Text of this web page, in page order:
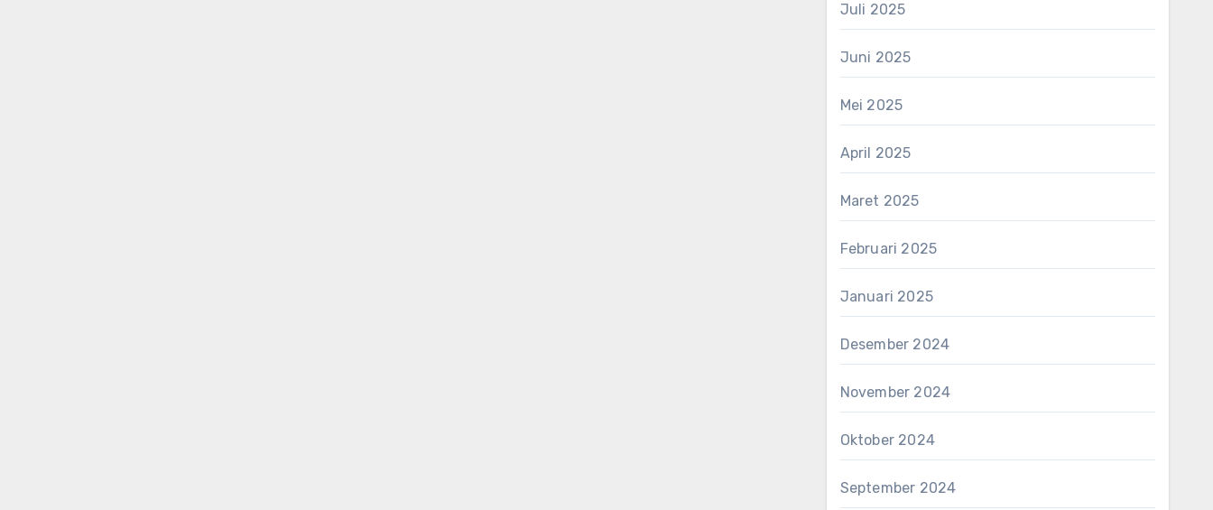
Juli 2025
Juni 2025
Mei 2025
April 2025
Maret 2025
Februari 2025
Januari 2025
Desember 2024
November 2024
Oktober 2024
September 2024